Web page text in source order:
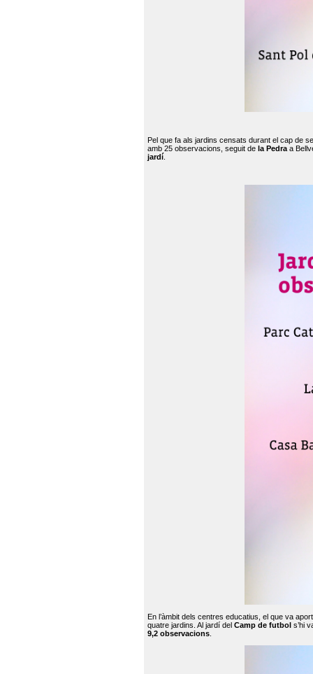
Pel que fa als jardins censats durant el cap de
amb 25 observacions, seguit de la Pedra a
jardí
En l’àmbit dels centres educatius, el que va
quatre jardins. Al jardí del Camp de futbol s’hi
9,2 observacions